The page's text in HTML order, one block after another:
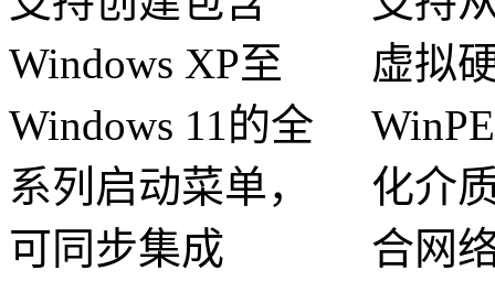
Windows XP至
Windows 11的全
系列启动菜单，
可同步集成
虚拟
化介
合网